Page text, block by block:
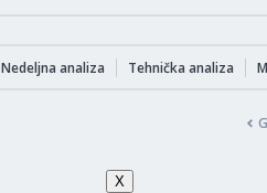
Nedeljna analiza Tehnička analiza